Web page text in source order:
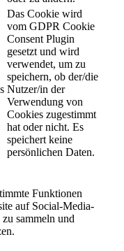
Das Cookie wird
vom GDPR Cookie
Consent Plugin
gesetzt und wird
verwendet, um zu
speichern, ob der/die
Nutzer/in der
Verwendung von
Cookies zugestimmt
hat oder nicht. Es
speichert keine
persönlichen Daten.
Funktionen
auf Social-Media-
sammeln und